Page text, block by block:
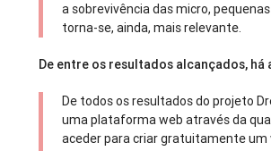
a sobrevivência das micro,
torna-se, ainda, mais relevante.
De entre os resultados alcançados,
De todos os resultados do projeto
uma plataforma web através da
aceder para criar gratuitamente